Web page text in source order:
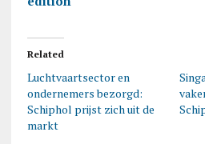
Related
Luchtvaartsector en
ondernemers bezorgd:
Schiphol prijst zich uit de
markt